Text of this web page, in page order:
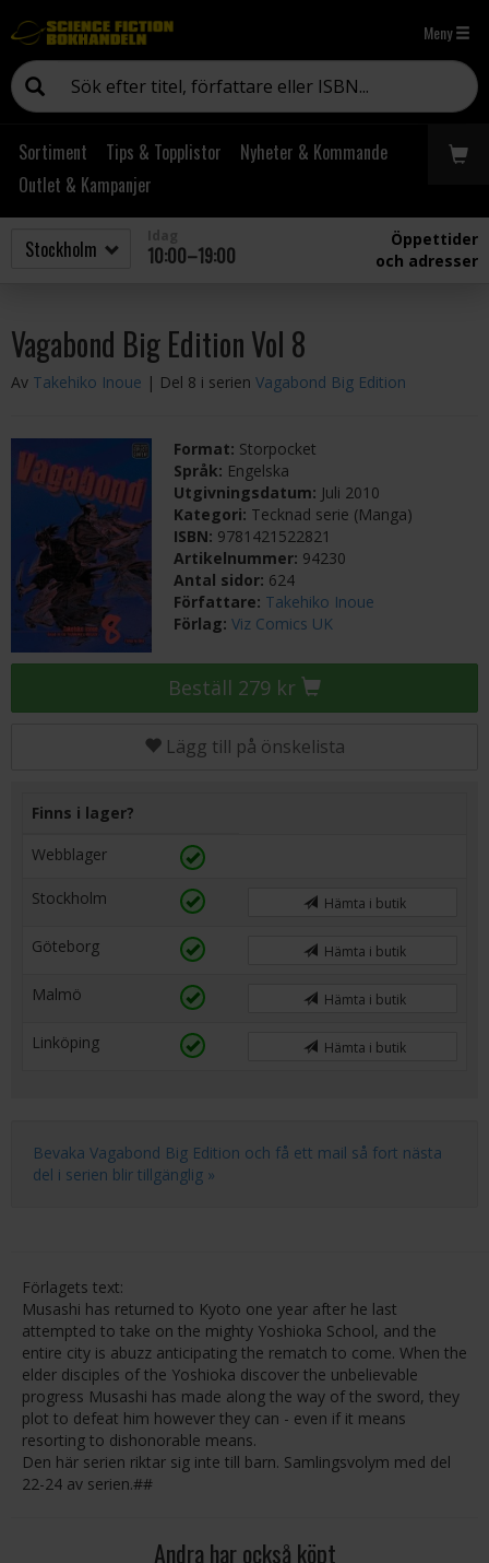
Meny
Sortiment Tips & Topplistor
Nyheter & Kommande
Outlet & Kampanjer
10:00–19:00
Öppettider
och adresser
Vagabond Big Edition Vol 8
Av Takehiko Inoue | Del 8 i serien Vagabond Big Edition
Format: Storpocket
Språk: Engelska
Utgivningsdatum: Juli 2010
Kategori: Tecknad serie (Manga)
ISBN: 9781421522821
Artikelnummer: 94230
Antal sidor: 624
Författare: Takehiko Inoue
Förlag:Viz Comics UK
Beställ 279 kr
Lägg till på önskelista
Finns i lager?
Webblager
Stockholm Hämta i butik
Göteborg Hämta i butik
Malmö Hämta i butik
Linköping Hämta i butik
Bevaka Vagabond Big Edition och få ett mail så fort nästa
del i serien blir tillgänglig »
Förlagets text:
Musashi has returned to Kyoto one year after he last
attempted to take on the mighty Yoshioka School, and the
entire city is abuzz anticipating the rematch to come. When the
elder disciples of the Yoshioka discover the unbelievable
progress Musashi has made along the way of the sword, they
plot to defeat him however they can - even if it means
resorting to dishonorable means.
Den här serien riktar sig inte till barn. Samlingsvolym med del
22-24 av serien.##
Andra har också köpt